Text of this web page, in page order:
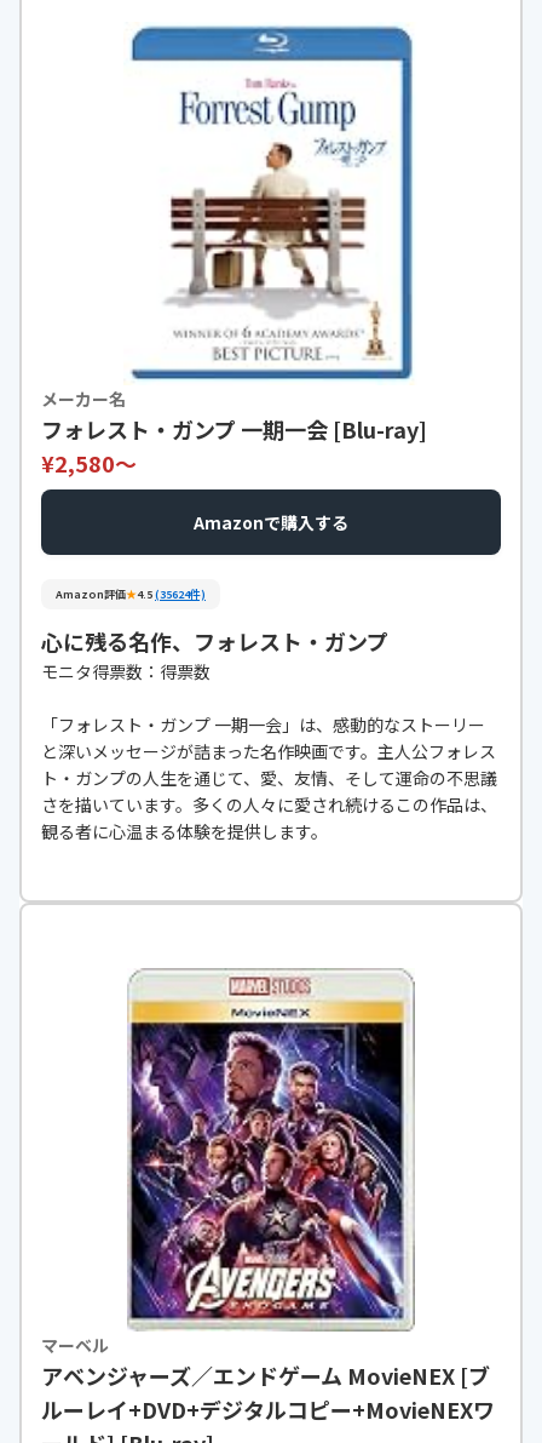
メーカー名
フォレスト・ガンプ 一期一会 [Blu-ray]
¥2,580〜
Amazonで購入する
Amazon評価★4.5(35624件)
心に残る名作、フォレスト・ガンプ
モニタ得票数：得票数
「フォレスト・ガンプ 一期一会」は、感動的なストーリー
と深いメッセージが詰まった名作映画です。主人公フォレス
ト・ガンプの人生を通じて、愛、友情、そして運命の不思議
さを描いています。多くの人々に愛され続けるこの作品は、
観る者に心温まる体験を提供します。
マーベル
アベンジャーズ／エンドゲーム MovieNEX [ブ
ルーレイ+DVD+デジタルコピー+MovieNEXワ